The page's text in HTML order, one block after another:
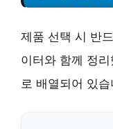
제품 선택 시 반
이터와 함께 정
로 배열되어 있습